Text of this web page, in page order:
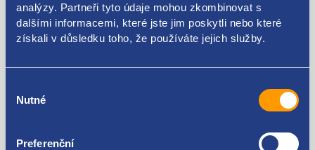
analýzy. Partneři tyto údaje mohou zkombinovat s
dalšími informacemi, které jste jim poskytli nebo které
získali v důsledku toho, že používáte jejich služby.
souhlasu
Nutné
Preferenční
9671124980
Peugeot Expert 2007-2016 1.6 HDi
Citroen C4 2009- 1.6 HDi